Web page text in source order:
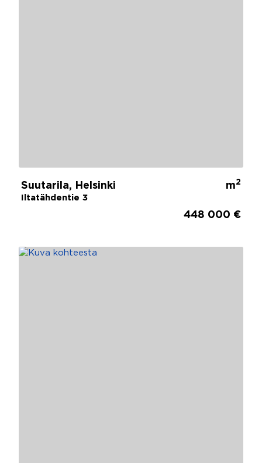
Suutarila, Helsinki
Iltatähdentie 3
m2
448 000 €